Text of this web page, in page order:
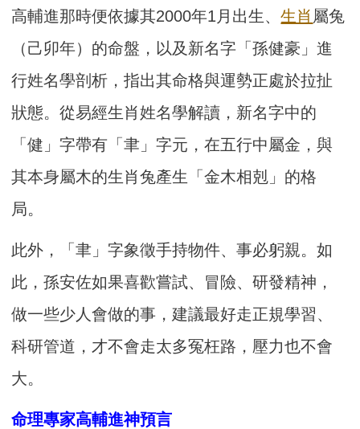
高輔進那時便依據其2000年1月出生、生肖 屬兔
（己卯年）的命盤，以及新名字「孫健豪」進
行姓名學剖析，指出其命格與運勢正處於拉扯
狀態。從易經生肖姓名學解讀，新名字中的
「健」字帶有「聿」字元，在五行中屬金，與
其本身屬木的生肖兔產生「金木相剋」的格
局。
此外，「聿」字象徵手持物件、事必躬親。如
此，孫安佐如果喜歡嘗試、冒險、研發精神，
做一些少人會做的事，建議最好走正規學習、
科研管道，才不會走太多冤枉路，壓力也不會
大。
命理專家高輔進神預言